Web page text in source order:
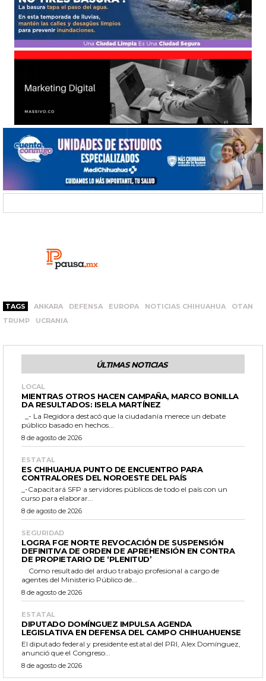
TAGS ANKARA DEFENSA EUROPA NOTICIAS CHIHUAHUA
OTAN
TRUMP
UCRANIA
ÚLTIMAS NOTICIAS
LOCAL
MIENTRAS OTROS HACEN CAMPAÑA, MARCO BONILLA
DA RESULTADOS: ISELA MARTÍNEZ
público basado en hechos...
8 de agosto de 2026
ESTATAL
ES CHIHUAHUA PUNTO DE ENCUENTRO PARA
CONTRALORES DEL NOROESTE DEL PAÍS
_-Capacitará SFP a servidores públicos de todo el país con un
curso para elaborar...
8 de agosto de 2026
SEGURIDAD
LOGRA FGE NORTE REVOCACIÓN DE SUSPENSIÓN
DEFINITIVA DE ORDEN DE APREHENSIÓN EN CONTRA
DE PROPIETARIO DE ‘PLENITUD’
agentes del Ministerio Público de...
8 de agosto de 2026
ESTATAL
DIPUTADO DOMÍNGUEZ IMPULSA AGENDA
LEGISLATIVA EN DEFENSA DEL CAMPO CHIHUAHUENSE
El diputado federal y presidente estatal del PRI, Alex Domínguez,
anunció que el Congreso...
8 de agosto de 2026